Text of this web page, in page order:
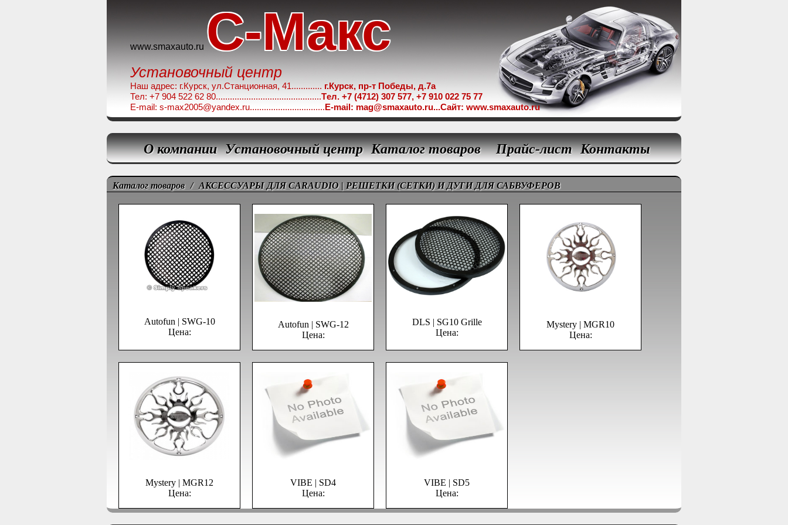
www.smaxauto.ru C-Макс
Установочный центр
Наш адрес: г.Курск, ул.Станционная, 41............. г.Курск, пр-т Победы, д.7а
Тел: +7 904 522 62 80.............................................Tел. +7 (4712) 307 577, +7 910 022 75 77
E-mail: s-max2005@yandex.ru................................E-mail: mag@smaxauto.ru...Сайт: www.smaxauto.ru
О компании Установочный центр Каталог товаров Прайс-лист Контакты
Каталог товаров / АКСЕССУАРЫ ДЛЯ CARAUDIO| РЕШЕТКИ (СЕТКИ) И ДУГИ ДЛЯ САБВУФЕРОВ
Autofun | SWG-10
Цена:
Autofun | SWG-12
Цена:
DLS | SG10 Grille
Цена:
Mystery | MGR10
Цена:
Mystery | MGR12
Цена:
VIBE | SD4
Цена:
VIBE | SD5
Цена: